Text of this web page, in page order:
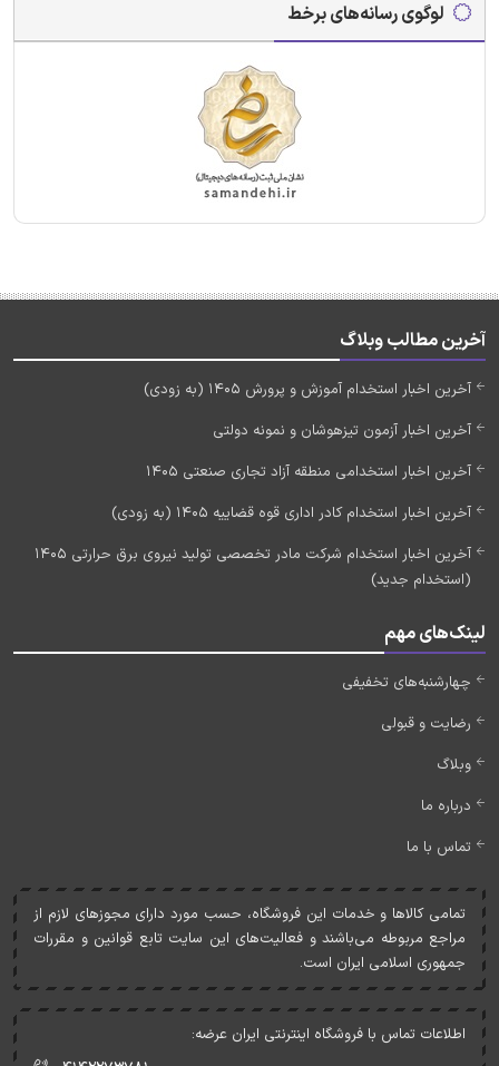
لوگوی رسانه‌های برخط
آخرین مطالب وبلاگ
آخرین اخبار استخدام آموزش و پرورش 1405 (به زودی)
آخرین اخبار آزمون تیزهوشان و نمونه دولتی
آخرین اخبار استخدامی منطقه آزاد تجاری صنعتی 1405
آخرین اخبار استخدام کادر اداری قوه قضاییه 1405 (به زودی)
آخرین اخبار استخدام شرکت مادر تخصصی تولید نیروی برق حرارتی 1405
(استخدام جدید)
لینک‌های مهم
چهارشنبه‌های تخفیفی
رضایت و قبولی
وبلاگ
درباره ما
تماس با ما
تمامی کالاها و خدمات اين فروشگاه، حسب مورد دارای مجوزهای لازم از
مراجع مربوطه می‌باشند و فعاليت‌های اين سايت تابع قوانين و مقررات
جمهوری اسلامی ايران است.
اطلاعات تماس با فروشگاه اینترنتی ایران عرضه: